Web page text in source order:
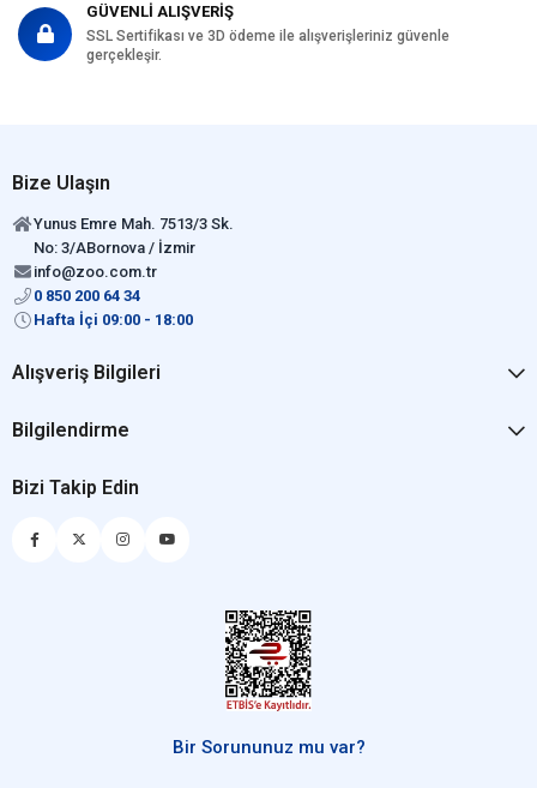
GÜVENLİ ALIŞVERİŞ
SSL Sertifikası ve 3D ödeme ile alışverişleriniz güvenle
gerçekleşir.
Bize Ulaşın
Yunus Emre Mah. 7513/3 Sk.
No: 3/ABornova / İzmir
info@zoo.com.tr
0 850 200 64 34
Hafta İçi 09:00 - 18:00
Alışveriş Bilgileri
Bilgilendirme
Bizi Takip Edin
Bir Sorununuz mu var?